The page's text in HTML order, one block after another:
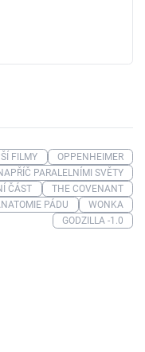
FILMY
OPPENHEIMER
PARALELNÍMI SVĚTY
ČÁST
THE COVENANT
PÁDU
WONKA
GODZILLA -1.0